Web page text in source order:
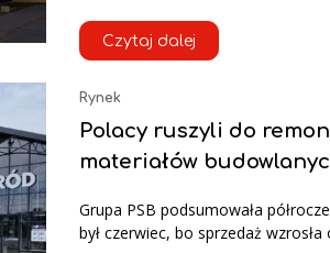
Czytaj dalej
Rynek
Polacy ruszyli do
materiałów
Grupa PSB podsumowała
był czerwiec, bo sprzedaż wzrosła